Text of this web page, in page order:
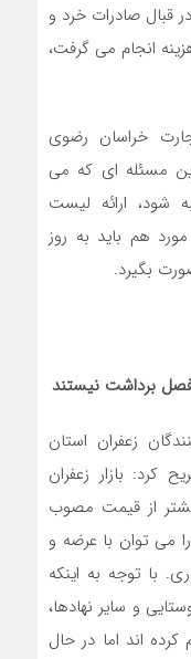
قبال صادرات خرد و
انجام می گرفت،
خراسان رضوی
مسئله ای که می
شود، ارائه لیست
هم باید به روز
بگیرد.
فصل برداشت نیستند
زعفران استان
کرد: بازار زعفران
از قیمت مصوب
می توان با عرضه و
با توجه به اینکه
و سایر نهادها،
اعلام کرده اند اما در حال